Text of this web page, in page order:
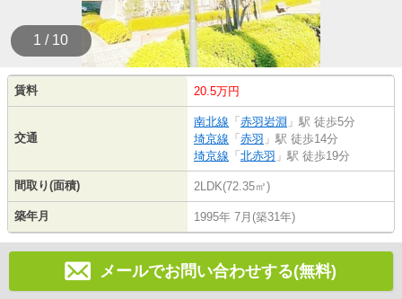
1 / 10
賃料 20.5万円
交通
南北線 「 赤羽岩淵 」駅 徒歩5分
埼京線 「 赤羽 」駅 徒歩14分
埼京線 「 北赤羽 」駅 徒歩19分
間取り(面積) 2LDK(72.35㎡)
築年月 1995年 7月(築31年)
メールでお問い合わせする(無料)